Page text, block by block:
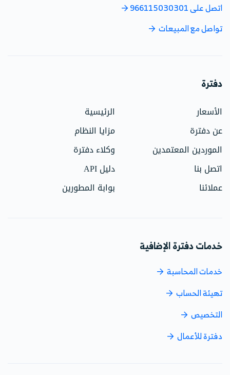
اتصل على 966115030301
تواصل مع المبيعات
دفترة
الأسعار
الرئيسية
عن دفترة
مزايا النظام
الموردين المعتمدين
وكلاء دفترة
اتصل بنا
دليل API
عملائنا
بوابة المطورين
خدمات دفترة الإضافية
خدمات المحاسبة
تهيئة الحساب
التخصيص
دفترة للأعمال